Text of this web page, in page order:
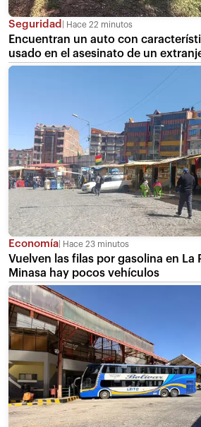
Seguridad Hace 22 minutos
Encuentran un auto con
usado en el asesinato de un
Economía Hace 23 minutos
Vuelven las filas por gasolina en La
Minasa hay pocos vehículos